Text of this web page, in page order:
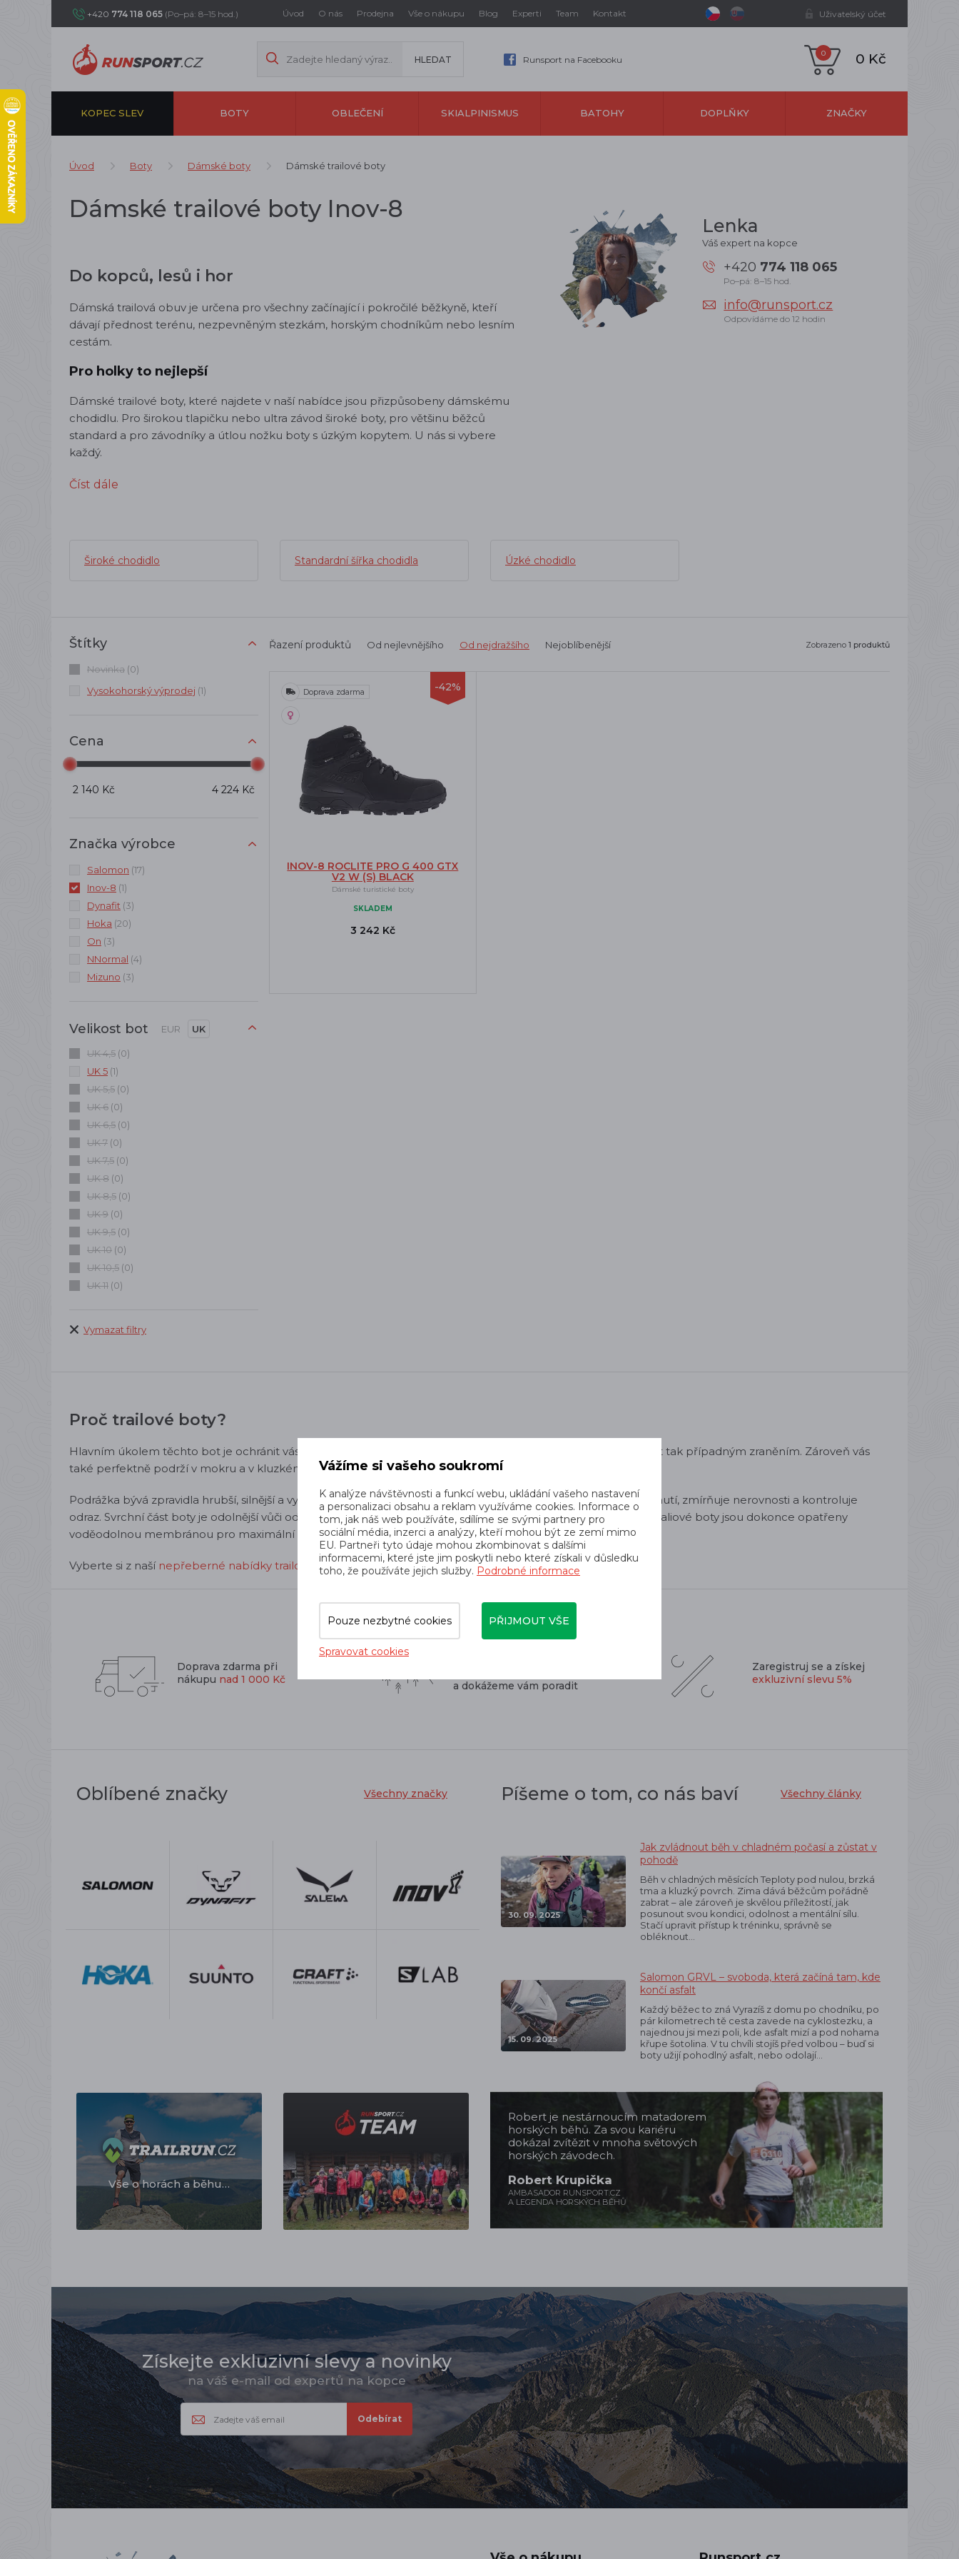
+420 774 118 065 (Po–pá: 8–15 hod.) Úvod O nás Prodejna Vše o nákupu Blog Experti Team Kontakt Uživatelský účet
Runsport na Facebooku
0 0 Kč
KOPEC SLEV BOTY OBLEČENÍ SKIALPINISMUS BATOHY DOPLŇKY ZNAČKY
Úvod Boty Dámské boty Dámské trailové boty
Dámské trailové boty Inov-8
Do kopců, lesů i hor
Dámská trailová obuv je určena pro všechny začínající i pokročilé běžkyně, kteří
dávají přednost terénu, nezpevněným stezkám, horským chodníkům nebo lesním
cestám.
Pro holky to nejlepší
Dámské trailové boty, které najdete v naší nabídce jsou přizpůsobeny dámskému
chodidlu. Pro širokou tlapičku nebo ultra závod široké boty, pro většinu běžců
standard a pro závodníky a útlou nožku boty s úzkým kopytem. U nás si vybere
každý.
Číst dále
Lenka
Váš expert na kopce
+420 774 118 065
Po–pá: 8–15 hod.
info@runsport.cz
Odpovídáme do 12 hodin
Široké chodidlo Standardní šířka chodidla Úzké chodidlo
Štítky
Novinka (0)
Vysokohorský výprodej (1)
Cena
2 140 Kč 4 224 Kč
Značka výrobce
Salomon (17)
Inov-8 (1)
Dynafit (3)
Hoka (20)
On (3)
NNormal (4)
Mizuno (3)
Velikost bot EUR UK
UK 4,5 (0)
UK 5 (1)
UK 5,5 (0)
UK 6 (0)
UK 6,5 (0)
UK 7 (0)
UK 7,5 (0)
UK 8 (0)
UK 8,5 (0)
UK 9 (0)
UK 9,5 (0)
UK 10 (0)
UK 10,5 (0)
UK 11 (0)
Vymazat filtry
Řazení produktů Od nejlevnějšího Od nejdražšího Nejoblíbenější Zobrazeno 1 produktů
-42%
Doprava zdarma
INOV-8 ROCLITE PRO G 400 GTX
V2 W (S) BLACK
Dámské turistické boty
SKLADEM
3 242 Kč
Proč trailové boty?
Hlavním úkolem těchto bot je ochránit vás před nerovnostmi, od kamenů až po větve nebo kořeny, a zabránit tak případným zraněním. Zároveň vás
také perfektně podrží v mokru a v kluzkém terénu - bláto, rozbředlý sníh a podobné lahůdky vás nezastaví!
Podrážka bývá zpravidla hrubší, silnější a vyšší, má hrubý vzorek a poskytuje tak lepší oporu, zabraňuje uklouznutí, zmírňuje nerovnosti a kontroluje
odraz. Svrchní část boty je odolnější vůči oděru či jinému poškození, perfektně chrání před vlhkem a některé traliové boty jsou dokonce opatřeny
voděodolnou membránou pro maximální ochranu v dešti a mokru.
Vyberte si z naší nepřeberné nabídky trailových bota vyrazte za pořádným dobrodružstvím!
Doprava zdarma při
nákupu nad 1 000 Kč
a dokážeme vám poradit
Zaregistruj se a získej
exkluzivní slevu 5%
Oblíbené značky Všechny značky Píšeme o tom, co nás baví Všechny články
30. 09. 2025
Jak zvládnout běh v chladném počasí a zůstat v
pohodě
Běh v chladných měsících Teploty pod nulou, brzká
tma a kluzký povrch. Zima dává běžcům pořádně
zabrat – ale zároveň je skvělou příležitostí, jak
posunout svou kondici, odolnost a mentální sílu.
Stačí upravit přístup k tréninku, správně se
obléknout…
15. 09. 2025
Salomon GRVL – svoboda, která začíná tam, kde
končí asfalt
Každý běžec to zná Vyrazíš z domu po chodníku, po
pár kilometrech tě cesta zavede na cyklostezku, a
najednou jsi mezi poli, kde asfalt mizí a pod nohama
křupe šotolina. V tu chvíli stojíš před volbou – buď si
boty užijí pohodlný asfalt, nebo odolají…
Vše o horách a běhu…
Robert je nestárnoucím matadorem
horských běhů. Za svou kariéru
dokázal zvítězit v mnoha světových
horských závodech.
Robert Krupička
AMBASADOR RUNSPORT.CZ
A LEGENDA HORSKÝCH BĚHŮ
Získejte exkluzivní slevy a novinky
na váš e-mail od expertů na kopce
Vážíme si vašeho soukromí
K analýze návštěvnosti a funkcí webu, ukládání vašeho nastavení
a personalizaci obsahu a reklam využíváme cookies. Informace o
tom, jak náš web používáte, sdílíme se svými partnery pro
sociální média, inzerci a analýzy, kteří mohou být ze zemí mimo
EU. Partneři tyto údaje mohou zkombinovat s dalšími
informacemi, které jste jim poskytli nebo které získali v důsledku
toho, že používáte jejich služby. Podrobné informace
Pouze nezbytné cookies PŘIJMOUT VŠE
Spravovat cookies